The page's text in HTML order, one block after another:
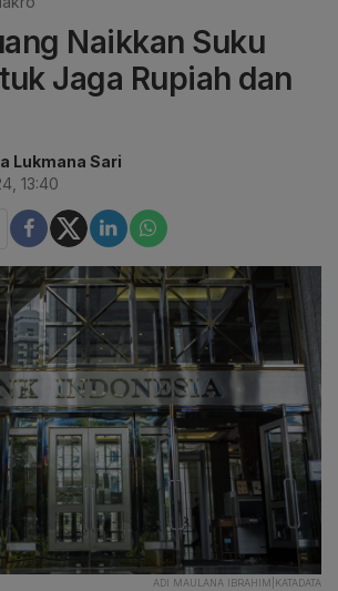
Naikkan Suku
Jaga Rupiah dan
Lukmana Sari
13:40
ADI MAULANA IBRAHIM|KATADATA